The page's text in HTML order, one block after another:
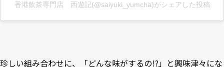
香港飲茶専門店 西遊記(@saiyuki_yumcha)がシェアした投稿
珍しい組み合わせに、「どんな味がするの!?」と興味津々にな